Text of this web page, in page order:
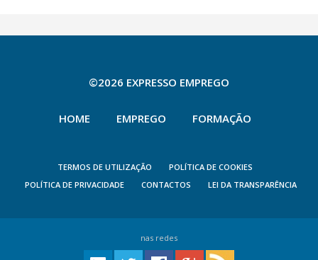
©2026 EXPRESSO EMPREGO
HOME EMPREGO FORMAÇÃO
TERMOS DE UTILIZAÇÃO
POLÍTICA DE COOKIES
POLÍTICA DE PRIVACIDADE
CONTACTOS LEI DA TRANSPARÊNCIA
nas redes